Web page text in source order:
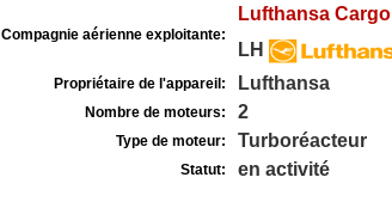
Compagnie aérienne exploitante:
Lufthansa Cargo
LH
Propriétaire de l'appareil: Lufthansa
Nombre de moteurs: 2
Type de moteur: Turboréacteur
Statut: en activité